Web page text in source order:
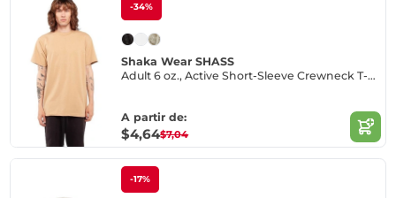
-34%
Shaka Wear SHASS
Adult 6 oz., Active Short-Sleeve Crewneck T-Shirt
A partir de:
$4,64$7,04
-17%